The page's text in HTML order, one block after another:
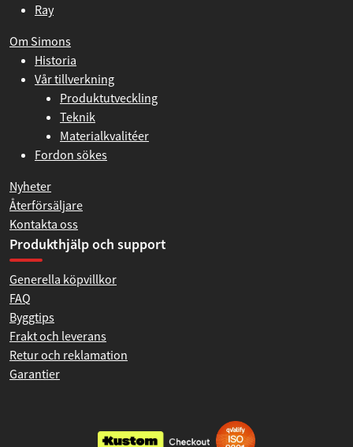
Ray
Om Simons
Historia
Vår tillverkning
Produktutveckling
Teknik
Materialkvalitéer
Fordon sökes
Nyheter
Återförsäljare
Kontakta oss
Produkthjälp och support
Generella köpvillkor
FAQ
Byggtips
Frakt och leverans
Retur och reklamation
Garantier